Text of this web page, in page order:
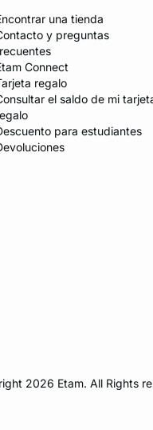
una tienda
y preguntas
Connect
regalo
el saldo de mi
para estudiantes
2026 Etam. All Rights